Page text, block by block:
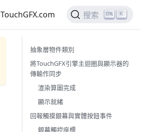
TouchGFX.com 搜索 K
抽象層物件類別
將TouchGFX引擎主迴圈與顯示器的
傳輸作同步
渲染算圖完成
顯示就緒
回報觸摸銀幕與實體按鈕事件
銀幕觸控座標